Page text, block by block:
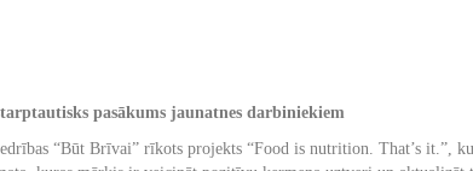
pasākums jaunatnes darbiniekiem
“Būt Brīvai” rīkots projekts “Food is nutrition. That’s it.”,